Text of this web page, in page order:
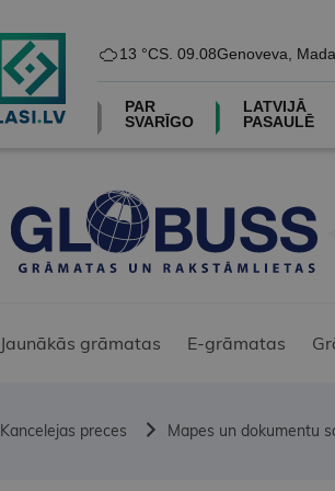
13 °CS. 09.08Genoveva,
PAR
SVARĪGO
LATVIJĀ
PASAULĒ
Jaunākās grāmatas E-grāmatas
Kancelejas preces Mapes un dokumentu